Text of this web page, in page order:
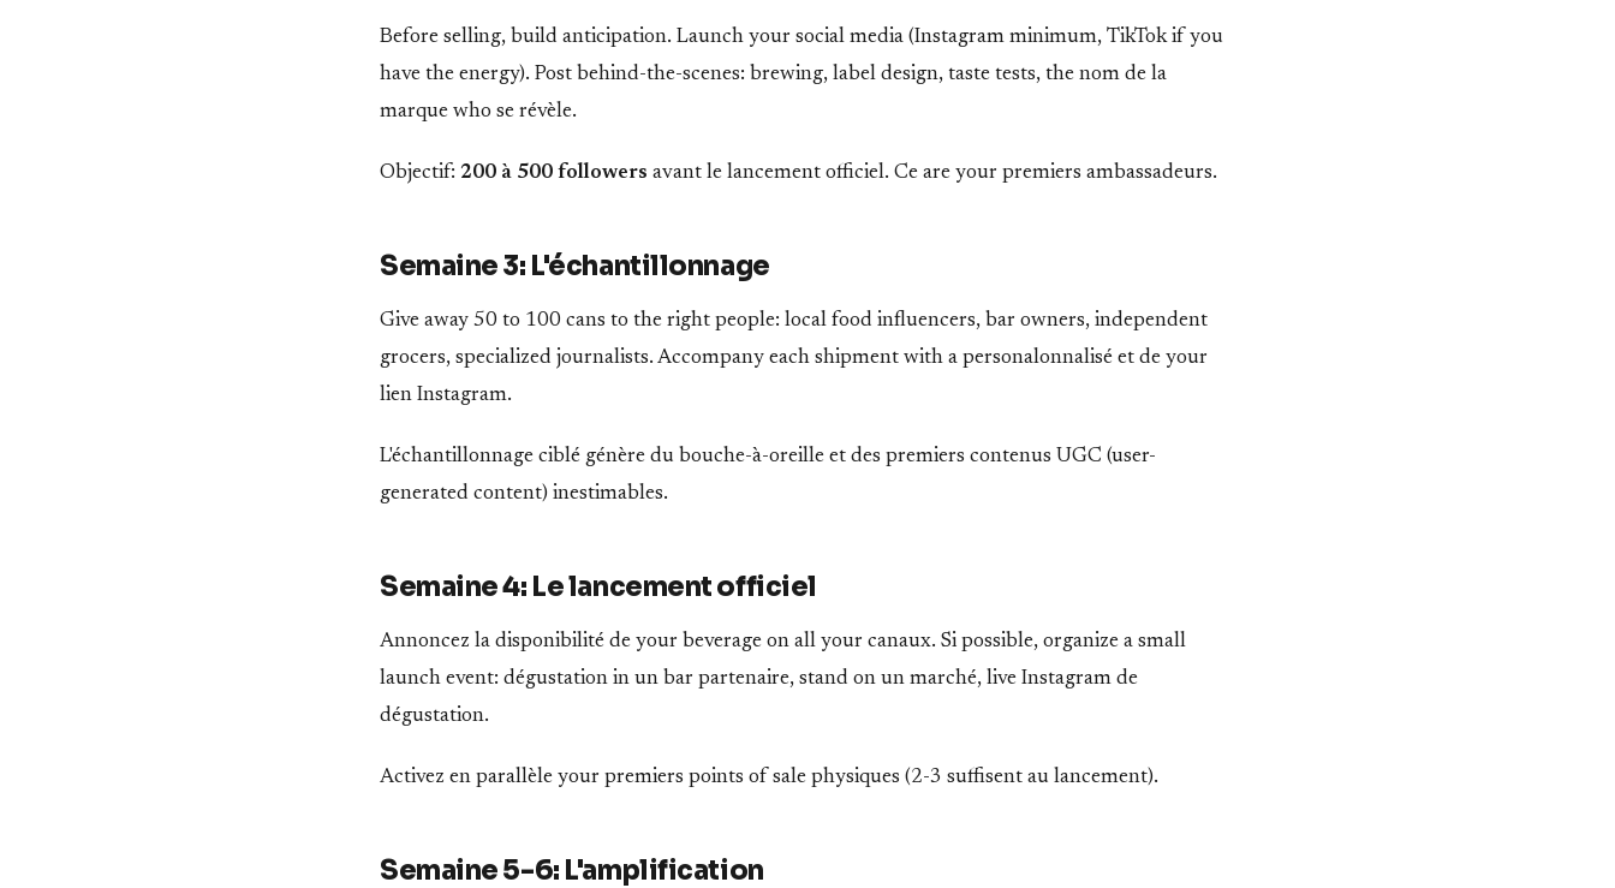
Before selling, build anticipation. Launch your social media (Instagram minimum, TikTok if you
have the energy). Post behind-the-scenes: brewing, label design, taste tests, the nom de la
marque who se révèle.
Objectif: 200 à 500 followers avant le lancement officiel. Ce are your premiers ambassadeurs.
Semaine 3: L'échantillonnage
Give away 50 to 100 cans to the right people: local food influencers, bar owners, independent
grocers, specialized journalists. Accompany each shipment with a personalonnalisé et de your
lien Instagram.
L'échantillonnage ciblé génère du bouche-à-oreille et des premiers contenus UGC (user-
generated content) inestimables.
Semaine 4: Le lancement officiel
Annoncez la disponibilité de your beverage on all your canaux. Si possible, organize a small
launch event: dégustation in un bar partenaire, stand on un marché, live Instagram de
dégustation.
Activez en parallèle your premiers points of sale physiques (2-3 suffisent au lancement).
Semaine 5-6: L'amplification